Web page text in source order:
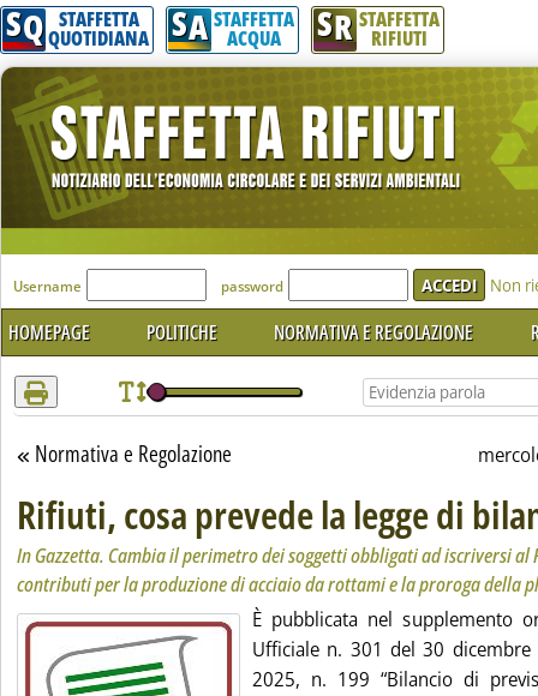
Attenzione! Esegui l'accesso per lèggere interamente la notizia.
SQ STAFFETTA
QUOTIDIANA SA STAFFETTA
ACQUA SR STAFFETTA
RIFIUTI
'Modulo Login per accedere'
Username password Non
HOMEPAGE POLITICHE NORMATIVA E REGOLAZIONE
Torna alla sezione
Normativa e Regolazione
Rifiuti, cosa prevede la legge di
In Gazzetta. Cambia il perimetro dei soggetti obbligati ad iscriversi
contributi per la produzione di acciaio da rottami e la proroga della
È pubblicata nel supplemento
Ufficiale n. 301 del 30
2025, n. 199 “Bilancio di